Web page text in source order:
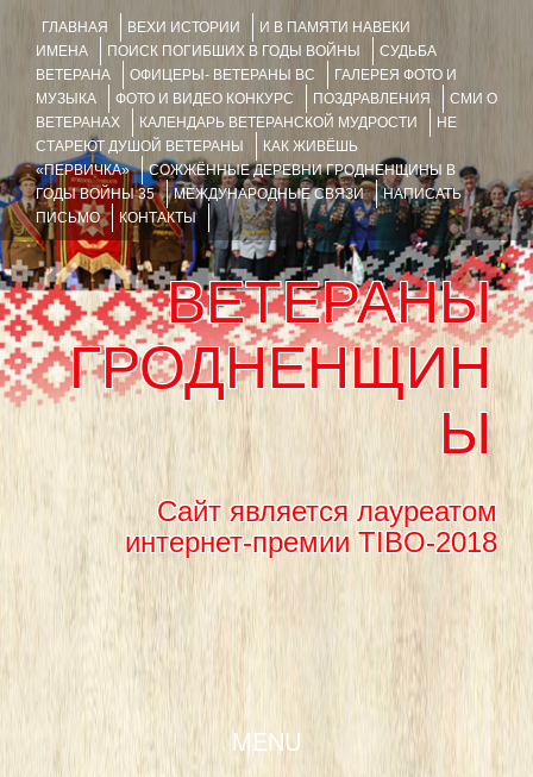
ГЛАВНАЯ ВЕХИ ИСТОРИИ
И В ПАМЯТИ НАВЕКИ
ИМЕНА
ПОИСК ПОГИБШИХ В ГОДЫ ВОЙНЫ
СУДЬБА
ВЕТЕРАНА
ОФИЦЕРЫ- ВЕТЕРАНЫ ВС
ГАЛЕРЕЯ ФОТО И
МУЗЫКА
ФОТО И ВИДЕО КОНКУРС ПОЗДРАВЛЕНИЯ
СМИ О
ВЕТЕРАНАХ
КАЛЕНДАРЬ ВЕТЕРАНСКОЙ МУДРОСТИ
НЕ
СТАРЕЮТ ДУШОЙ ВЕТЕРАНЫ
КАК ЖИВЁШЬ
«ПЕРВИЧКА»
СОЖЖЁННЫЕ ДЕРЕВНИ ГРОДНЕНЩИНЫ В
ГОДЫ ВОЙНЫ 35
МЕЖДУНАРОДНЫЕ СВЯЗИ
НАПИСАТЬ
ПИСЬМО
КОНТАКТЫ
ВЕТЕРАНЫ
ГРОДНЕНЩИН
Ы
Сайт является лауреатом
интернет-премии TIBO-2018
MENU
SKIP TO CONTENT